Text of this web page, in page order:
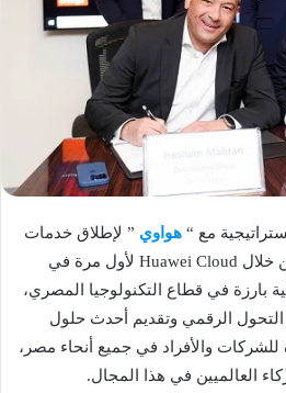
مع “ هواوي ” لإطلاق خدمات
وحلول الحوسبة السحابية من خلال Huawei Cloud لأول مرة في
بارزة في قطاع التكنولوجيا المصري،
التحول الرقمي وتقديم أحدث حلول
للشركات والأفراد في جميع أنحاء مصر،
العالميين في هذا المجال.